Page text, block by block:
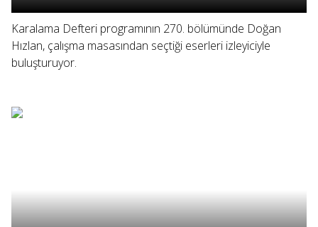
Karalama Defteri programının 270. bölümünde Doğan
Hızlan, çalışma masasından seçtiği eserleri izleyiciyle
buluşturuyor.